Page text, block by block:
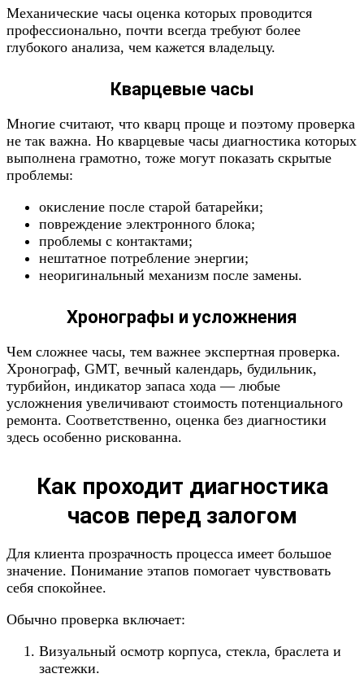
Механические часы оценка которых проводится
профессионально, почти всегда требуют более
глубокого анализа, чем кажется владельцу.
Кварцевые часы
Многие считают, что кварц проще и поэтому проверка
не так важна. Но кварцевые часы диагностика которых
выполнена грамотно, тоже могут показать скрытые
проблемы:
окисление после старой батарейки;
повреждение электронного блока;
проблемы с контактами;
нештатное потребление энергии;
неоригинальный механизм после замены.
Хронографы и усложнения
Чем сложнее часы, тем важнее экспертная проверка.
Хронограф, GMT, вечный календарь, будильник,
турбийон, индикатор запаса хода — любые
усложнения увеличивают стоимость потенциального
ремонта. Соответственно, оценка без диагностики
здесь особенно рискованна.
Как проходит диагностика
часов перед залогом
Для клиента прозрачность процесса имеет большое
значение. Понимание этапов помогает чувствовать
себя спокойнее.
Обычно проверка включает:
Визуальный осмотр корпуса, стекла, браслета и
застежки.